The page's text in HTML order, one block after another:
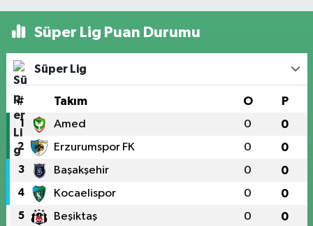
Süper Lig Puan Durumu
Süper Lig
# Takım O P
1 Amed 0 0
2 Erzurumspor FK 0 0
3 Başakşehir 0 0
4 Kocaelispor 0 0
5 Beşiktaş 0 0